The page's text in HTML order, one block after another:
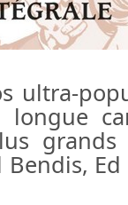
ultra-